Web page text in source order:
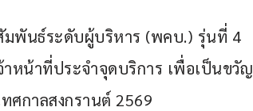
มพันธ์ระดับผู้บริหาร (พคบ.) รุ่นที่ 4
าหน้าที่ประจำจุดบริการ เพื่อเป็นขวัญ
ศกาลสงกรานต์ 2569